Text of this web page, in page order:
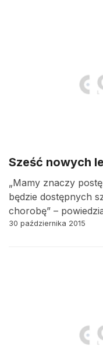
Sześć nowych
„Mamy znaczy
będzie dostępnych
chorobę” –
30 października 2015